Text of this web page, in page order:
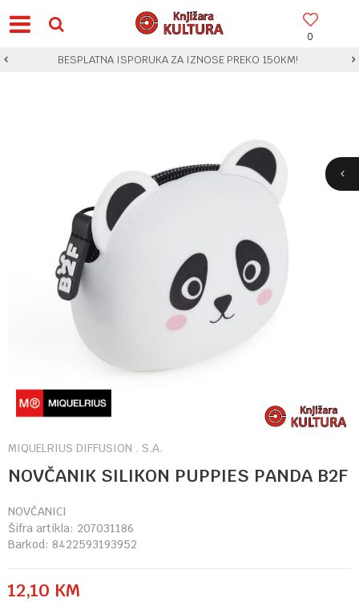
0
BESPLATNA ISPORUKA ZA IZNOSE PREKO 150KM!
MIQUELRIUS DIFFUSION . S.A.
NOVČANIK SILIKON PUPPIES PANDA B2F
NOVČANICI
Šifra artikla: 207031186
Barkod: 8422593193952
12,10 KM